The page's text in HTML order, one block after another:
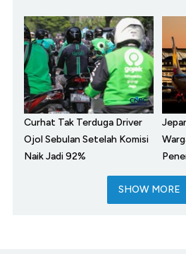
Curhat Tak Terduga Driver
Ojol Sebulan Setelah Komisi
Naik Jadi 92%
SHOW MORE